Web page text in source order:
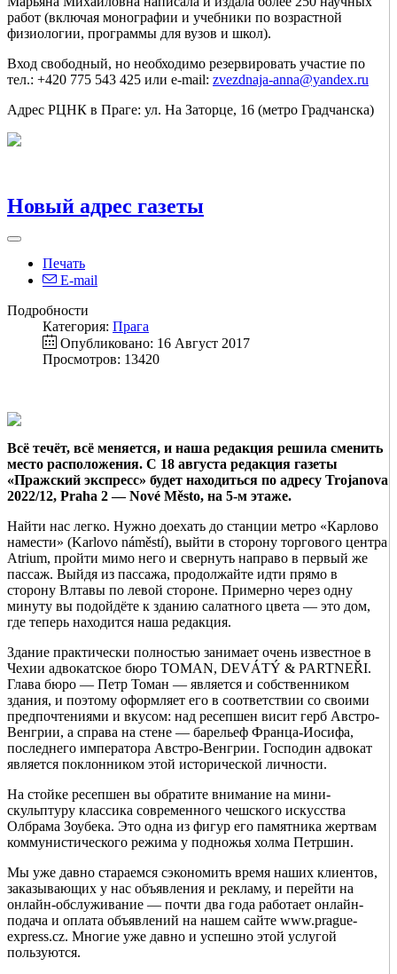
работ (включая монографии и учебники по возрастной
физиологии, программы для вузов и школ).
Вход свободный, но необходимо резервировать участие по
тел.: +420 775 543 425 или e-mail: zvezdnaja-anna@yandex.ru
Адрес РЦНК в Праге: ул. На Заторце, 16 (метро Градчанска)
Новый адрес газеты
Печать
E-mail
Подробности
Категория: Прага
Опубликовано: 16 Август 2017
Просмотров: 13420
Всё течёт, всё меняется, и наша редакция решила сменить
место расположения. С 18 августа редакция газеты
«Пражский экспресс» будет находиться по адресу Trojanova
2022/12, Praha 2 — Nové Město, на 5-м этаже.
Найти нас легко. Нужно доехать до станции метро «Карлово
намести» (Karlovo náměstí), выйти в сторону торгового центра
Atrium, пройти мимо него и свернуть направо в первый же
пассаж. Выйдя из пассажа, продолжайте идти прямо в
сторону Влтавы по левой стороне. Примерно через одну
минуту вы подойдёте к зданию салатного цвета — это дом,
где теперь находится наша редакция.
Здание практически полностью занимает очень известное в
Чехии адвокатское бюро TOMAN, DEVÁTÝ & PARTNEŘI.
Глава бюро — Петр Томан — является и собственником
здания, и поэтому оформляет его в соответствии со своими
предпочтениями и вкусом: над ресепшен висит герб Австро-
Венгрии, а справа на стене — барельеф Франца-Иосифа,
последнего императора Австро-Венгрии. Господин адвокат
является поклонником этой исторической личности.
На стойке ресепшен вы обратите внимание на мини-
скульптуру классика современного чешского искусства
Олбрама Зоубека. Это одна из фигур его памятника жертвам
коммунистического режима у подножья холма Петршин.
Мы уже давно стараемся сэкономить время наших клиентов,
заказывающих у нас объявления и рекламу, и перейти на
онлайн-обслуживание — почти два года работает онлайн-
подача и оплата объявлений на нашем сайте www.praguе-
еxprеss.cz. Многие уже давно и успешно этой услугой
пользуются.